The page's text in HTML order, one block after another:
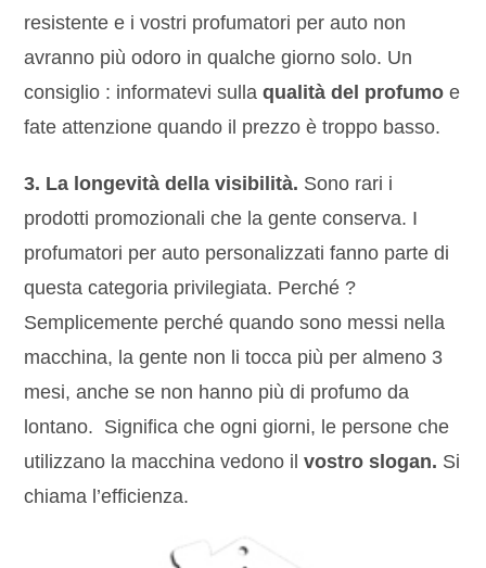
resistente e i vostri profumatori per auto non
avranno più odoro in qualche giorno solo. Un
consiglio : informatevi sullaqualità del profumo e
fate attenzione quando il prezzo è troppo basso.
3. La longevità della visibilità. Sono rari i
prodotti promozionali che la gente conserva. I
profumatori per auto personalizzati fanno parte di
questa categoria privilegiata. Perché ?
Semplicemente perché quando sono messi nella
macchina, la gente non li tocca più per almeno 3
mesi, anche se non hanno più di profumo da
lontano. Significa che ogni giorni, le persone che
utilizzano la macchina vedono ilvostro slogan. Si
chiama l’efficienza.